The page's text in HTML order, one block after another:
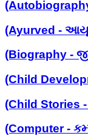
(Ayurved -
(Biography -
(Child
(Child Stories -
(Computer -